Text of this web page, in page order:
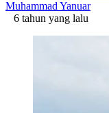
Muhammad Yanuar
6 tahun yang lalu